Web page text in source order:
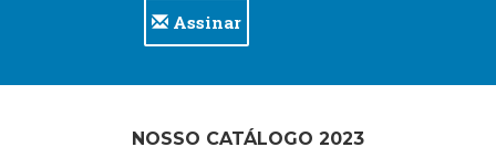
Assinar
NOSSO CATÁLOGO 2023